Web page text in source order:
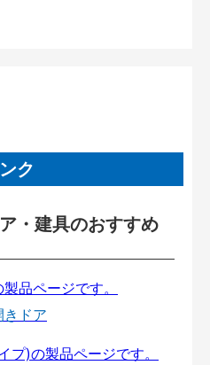
ク
・建具のおすすめ
きドア